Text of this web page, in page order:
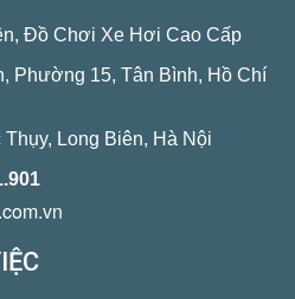
Đồ Chơi Xe Hơi Cao Cấp
Phường 15, Tân Bình, Hồ Chí
Long Biên, Hà Nội